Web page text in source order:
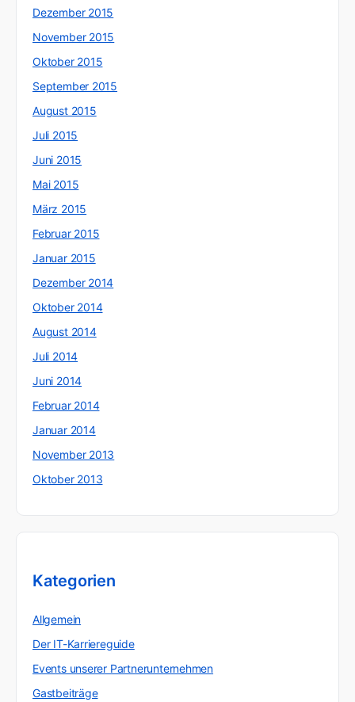
Dezember 2015
November 2015
Oktober 2015
September 2015
August 2015
Juli 2015
Juni 2015
Mai 2015
März 2015
Februar 2015
Januar 2015
Dezember 2014
Oktober 2014
August 2014
Juli 2014
Juni 2014
Februar 2014
Januar 2014
November 2013
Oktober 2013
Kategorien
Allgemein
Der IT-Karriereguide
Events unserer Partnerunternehmen
Gastbeiträge